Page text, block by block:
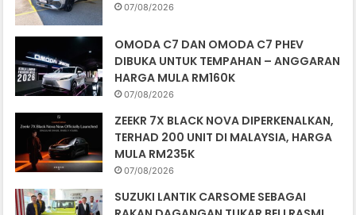
07/08/2026
OMODA C7 DAN OMODA C7 PHEV
DIBUKA UNTUK TEMPAHAN – ANGGARAN
HARGA MULA RM160K
07/08/2026
ZEEKR 7X BLACK NOVA DIPERKENALKAN,
TERHAD 200 UNIT DI MALAYSIA, HARGA
MULA RM235K
07/08/2026
SUZUKI LANTIK CARSOME SEBAGAI